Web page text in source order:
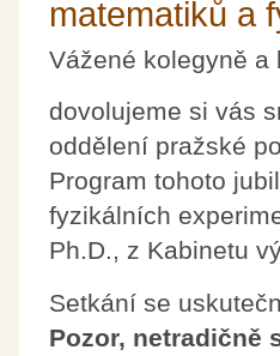
matematiků a
Vážené kolegyně a
dovolujeme si vás
oddělení pražské
Program tohoto
fyzikálních
Ph.D., z Kabinetu
Setkání se
Pozor, netradičně